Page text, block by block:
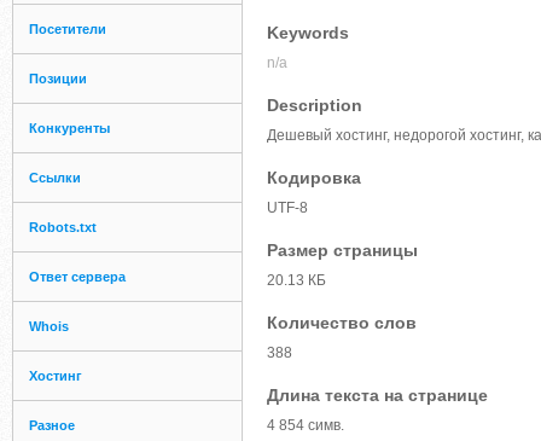
Посетители
Позиции
Конкуренты
Ссылки
Robots.txt
Ответ сервера
Whois
Хостинг
Разное
Keywords
n/a
Description
Дешевый хостинг, недорогой хостинг,
Кодировка
UTF-8
Размер страницы
20.13 КБ
Количество слов
388
Длина текста на странице
4 854 симв.